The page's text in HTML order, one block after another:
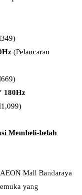
(Pelancaran
180Hz
Membeli-belah
Mall Bandaraya
yang